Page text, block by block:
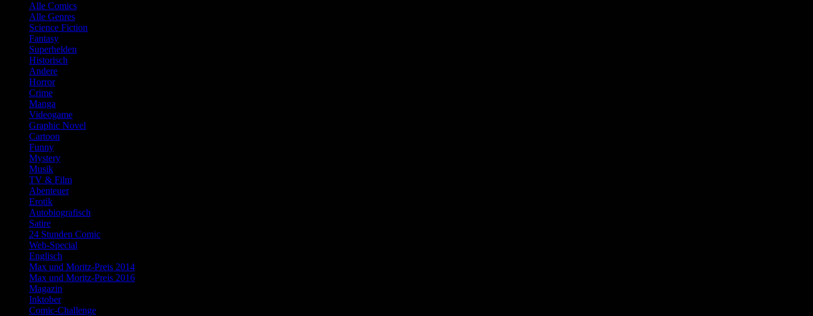
Alle Comics
Alle Genres
Science Fiction
Fantasy
Superhelden
Historisch
Andere
Horror
Crime
Manga
Videogame
Graphic Novel
Cartoon
Funny
Mystery
Musik
TV & Film
Abenteuer
Erotik
Autobiografisch
Satire
24 Stunden Comic
Web-Special
Englisch
Max und Moritz-Preis 2014
Max und Moritz-Preis 2016
Magazin
Inktober
Comic-Challenge